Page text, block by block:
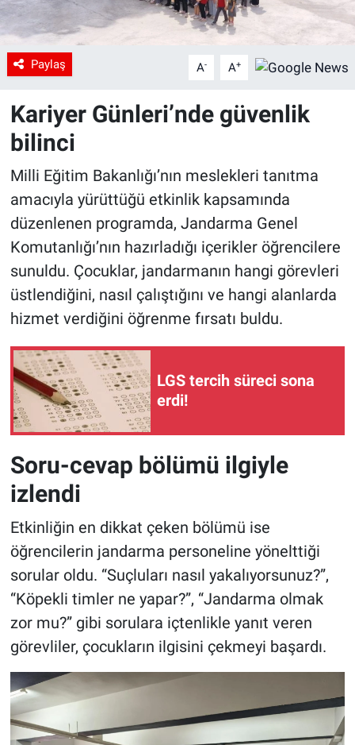
Paylaş A- A+
Kariyer Günleri’nde güvenlik
bilinci
Milli Eğitim Bakanlığı’nın meslekleri tanıtma
amacıyla yürüttüğü etkinlik kapsamında
düzenlenen programda, Jandarma Genel
Komutanlığı’nın hazırladığı içerikler öğrencilere
sunuldu. Çocuklar, jandarmanın hangi görevleri
üstlendiğini, nasıl çalıştığını ve hangi alanlarda
hizmet verdiğini öğrenme fırsatı buldu.
LGS tercih süreci sona
erdi!
Soru-cevap bölümü ilgiyle
izlendi
Etkinliğin en dikkat çeken bölümü ise
öğrencilerin jandarma personeline yönelttiği
sorular oldu. “Suçluları nasıl yakalıyorsunuz?”,
“Köpekli timler ne yapar?”, “Jandarma olmak
zor mu?” gibi sorulara içtenlikle yanıt veren
görevliler, çocukların ilgisini çekmeyi başardı.